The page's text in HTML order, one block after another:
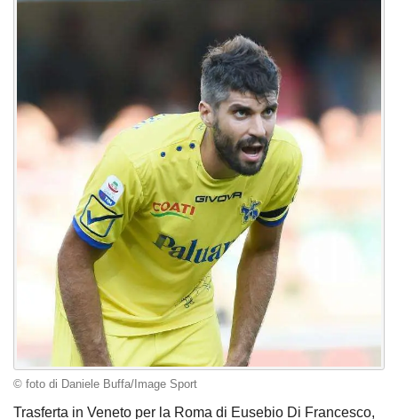
© foto di Daniele Buffa/Image Sport
Trasferta in Veneto per la Roma di Eusebio Di Francesco,